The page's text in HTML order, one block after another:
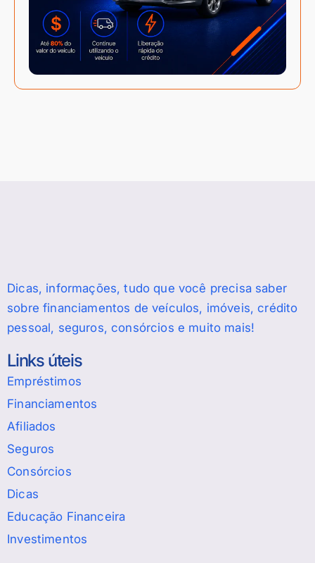
Dicas, informações, tudo que você precisa saber
sobre financiamentos de veículos, imóveis, crédito
pessoal, seguros, consórcios e muito mais!
Links úteis
Empréstimos
Financiamentos
Afiliados
Seguros
Consórcios
Dicas
Educação Financeira
Investimentos